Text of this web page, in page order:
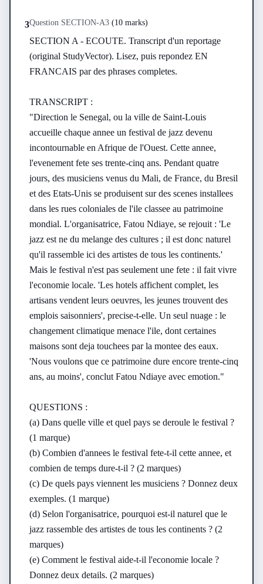
3Question SECTION-A3 (10 marks)
SECTION A - ECOUTE. Transcript d'un reportage
(original StudyVector). Lisez, puis repondez EN
FRANCAIS par des phrases completes.
TRANSCRIPT :
"Direction le Senegal, ou la ville de Saint-Louis
accueille chaque annee un festival de jazz devenu
incontournable en Afrique de l'Ouest. Cette annee,
l'evenement fete ses trente-cinq ans. Pendant quatre
jours, des musiciens venus du Mali, de France, du Bresil
et des Etats-Unis se produisent sur des scenes installees
dans les rues coloniales de l'ile classee au patrimoine
mondial. L'organisatrice, Fatou Ndiaye, se rejouit : 'Le
jazz est ne du melange des cultures ; il est donc naturel
qu'il rassemble ici des artistes de tous les continents.'
Mais le festival n'est pas seulement une fete : il fait vivre
l'economie locale. 'Les hotels affichent complet, les
artisans vendent leurs oeuvres, les jeunes trouvent des
emplois saisonniers', precise-t-elle. Un seul nuage : le
changement climatique menace l'ile, dont certaines
maisons sont deja touchees par la montee des eaux.
'Nous voulons que ce patrimoine dure encore trente-cinq
ans, au moins', conclut Fatou Ndiaye avec emotion."
QUESTIONS :
(a) Dans quelle ville et quel pays se deroule le festival ?
(1 marque)
(b) Combien d'annees le festival fete-t-il cette annee, et
combien de temps dure-t-il ? (2 marques)
(c) De quels pays viennent les musiciens ? Donnez deux
exemples. (1 marque)
(d) Selon l'organisatrice, pourquoi est-il naturel que le
jazz rassemble des artistes de tous les continents ? (2
marques)
(e) Comment le festival aide-t-il l'economie locale ?
Donnez deux details. (2 marques)